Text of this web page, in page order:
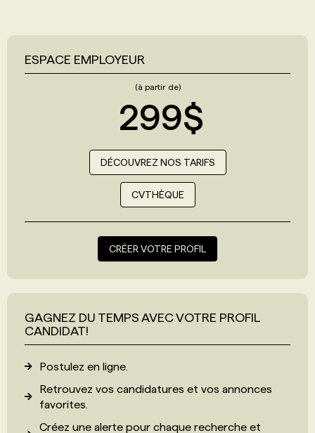
ESPACE EMPLOYEUR
(à partir de)
299$
DÉCOUVREZ NOS TARIFS
CVTHÈQUE
CRÉER VOTRE PROFIL
GAGNEZ DU TEMPS AVEC VOTRE PROFIL
CANDIDAT!
Postulez en ligne.
Retrouvez vos candidatures et vos annonces
favorites.
Créez une alerte pour chaque recherche et